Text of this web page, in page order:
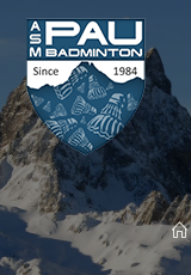
Skip
content